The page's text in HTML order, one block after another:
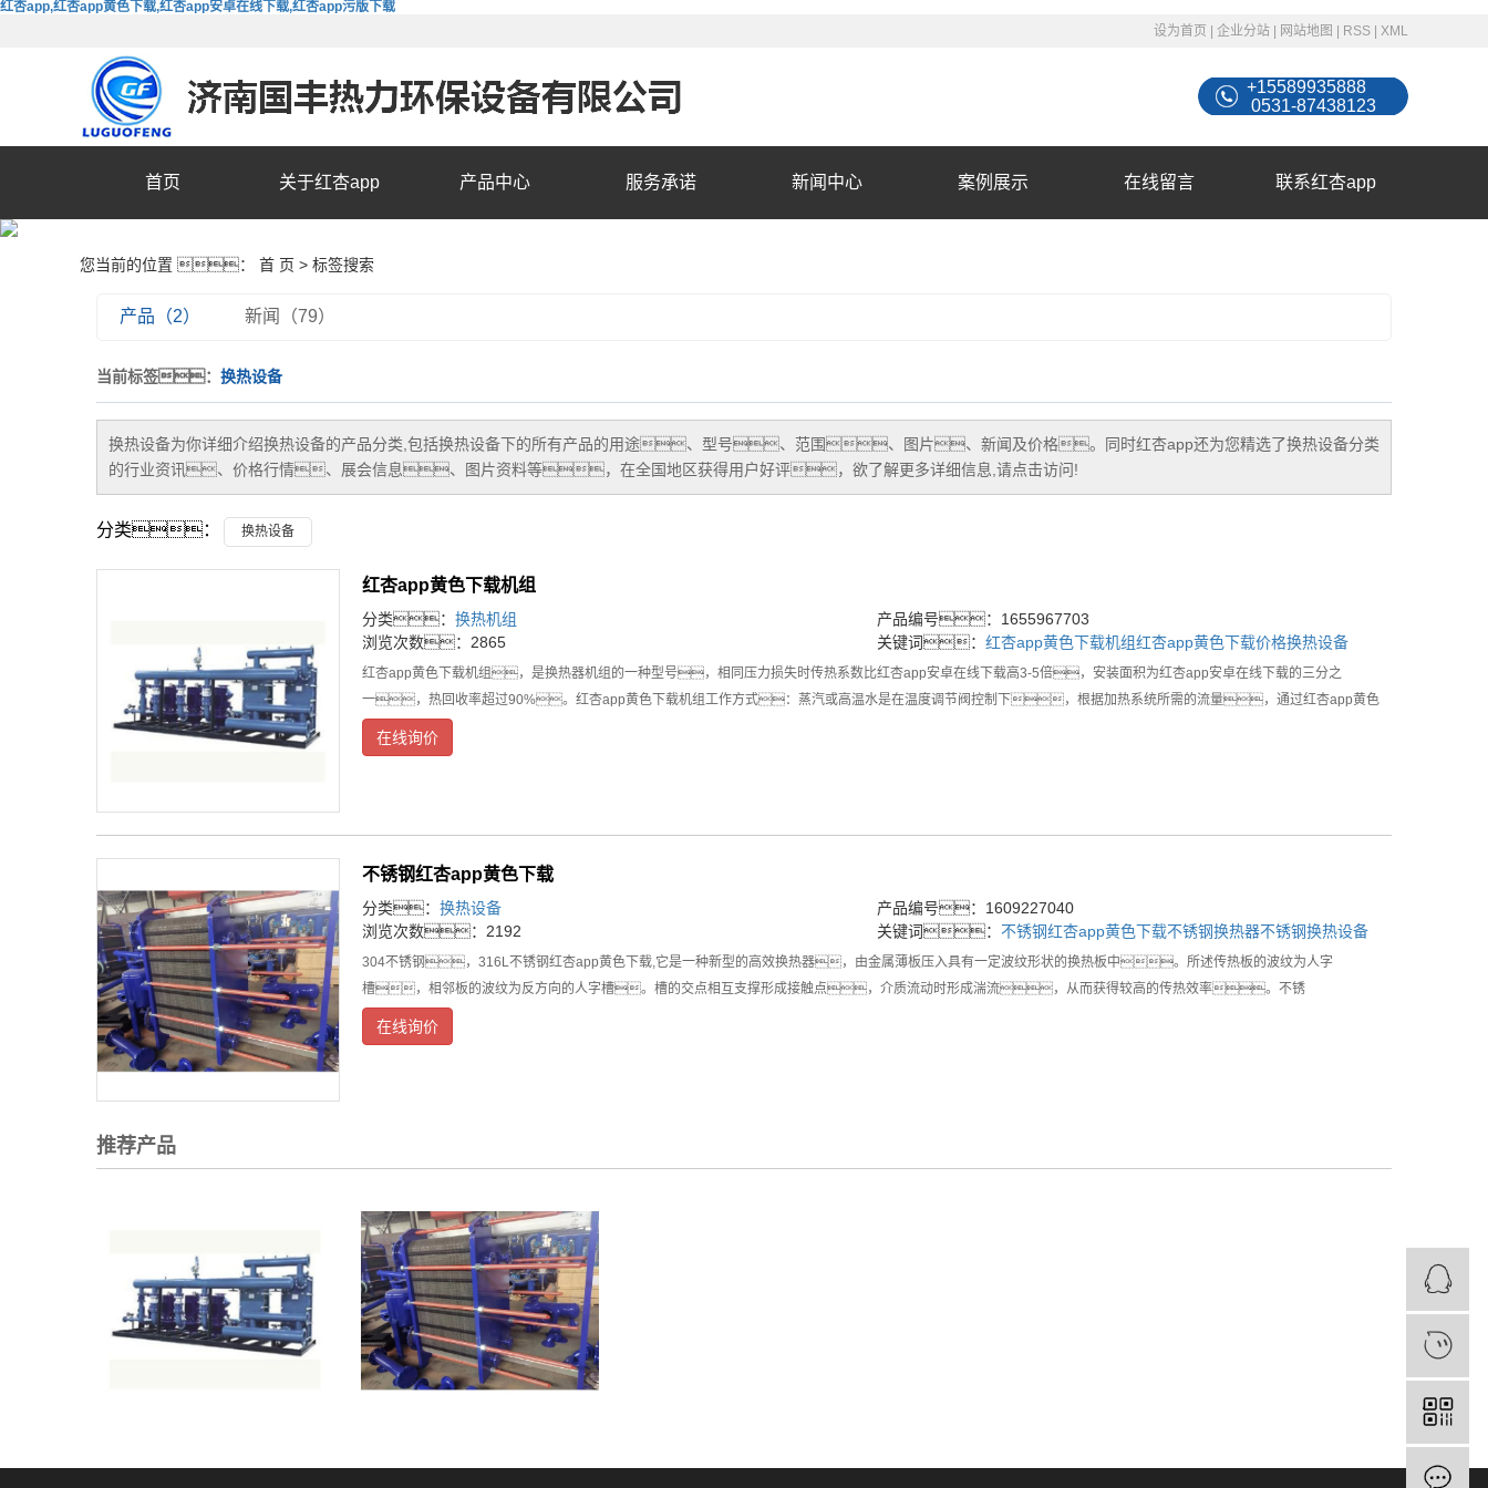
红杏app,红杏app黄色下载,红杏app安卓在线下载,红杏app污版下载
设为首页
企业分站 网站地图 RSS XML
+15589935888
0531-87438123
首页 关于红杏app 产品中心 服务承诺 新闻中心 案例展示 在线留言 联系红杏app
您当前的位置 ： 首 页 > 标签搜索
产品（2） 新闻（79）
当前标签： 换热设备
换热设备为你详细介绍换热设备的产品分类,包括换热设备下的所有产品的用途、型号、范围、图片、新闻及价格。同时红杏app还为您精选了换热设备分类
的行业资讯、价格行情、展会信息、图片资料等，在全国地区获得用户好评，欲了解更多详细信息,请点击访问!
分类： 换热设备
红杏app黄色下载机组
分类： 换热机组
产品编号：1655967703
浏览次数：2865
关键词： 红杏app黄色下载机组红杏app黄色下载价格换热设备
红杏app黄色下载机组，是换热器机组的一种型号，相同压力损失时传热系数比红杏app安卓在线下载高3-5倍，安装面积为红杏app安卓在线下载的三分之
一，热回收率超过90%。红杏app黄色下载机组工作方式：蒸汽或高温水是在温度调节阀控制下，根据加热系统所需的流量，通过红杏app黄色
下载机组供
在线询价
不锈钢红杏app黄色下载
分类： 换热设备
产品编号：1609227040
浏览次数：2192
关键词： 不锈钢红杏app黄色下载不锈钢换热器不锈钢换热设备
304不锈钢，316L不锈钢红杏app黄色下载,它是一种新型的高效换热器，由金属薄板压入具有一定波纹形状的换热板中。所述传热板的波纹为人字
槽，相邻板的波纹为反方向的人字槽。槽的交点相互支撑形成接触点，介质流动时形成湍流，从而获得较高的传热效率。不锈
在线询价
推荐产品